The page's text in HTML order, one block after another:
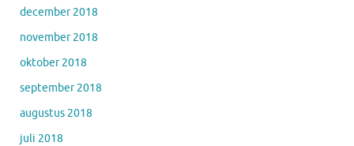
december 2018
november 2018
oktober 2018
september 2018
augustus 2018
juli 2018